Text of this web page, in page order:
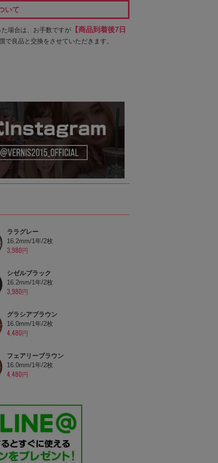
いて
場合は、お手数ですが 【商品到着後7日
良品と交換をさせていただきます。
ララグレー
16.2mm/1年/2枚
3,980円
シゼルブラック
16.2mm/1年/2枚
3,980円
グラシアブラウン
16.0mm/1年/2枚
4,480円
フェアリーブラウン
16.0mm/1年/2枚
4,480円